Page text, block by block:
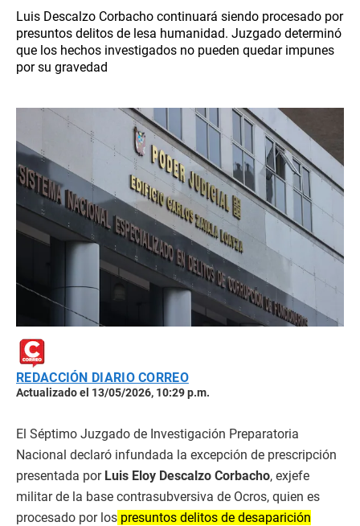
Luis Descalzo Corbacho continuará siendo procesado por
presuntos delitos de lesa humanidad. Juzgado determinó
que los hechos investigados no pueden quedar impunes
por su gravedad
REDACCIÓN DIARIO CORREO
Actualizado el 13/05/2026, 10:29 p.m.
El Séptimo Juzgado de Investigación Preparatoria
Nacional declaró infundada la excepción de prescripción
presentada por Luis Eloy Descalzo Corbacho, exjefe
militar de la base contrasubversiva de Ocros, quien es
procesado por los presuntos delitos de desaparición